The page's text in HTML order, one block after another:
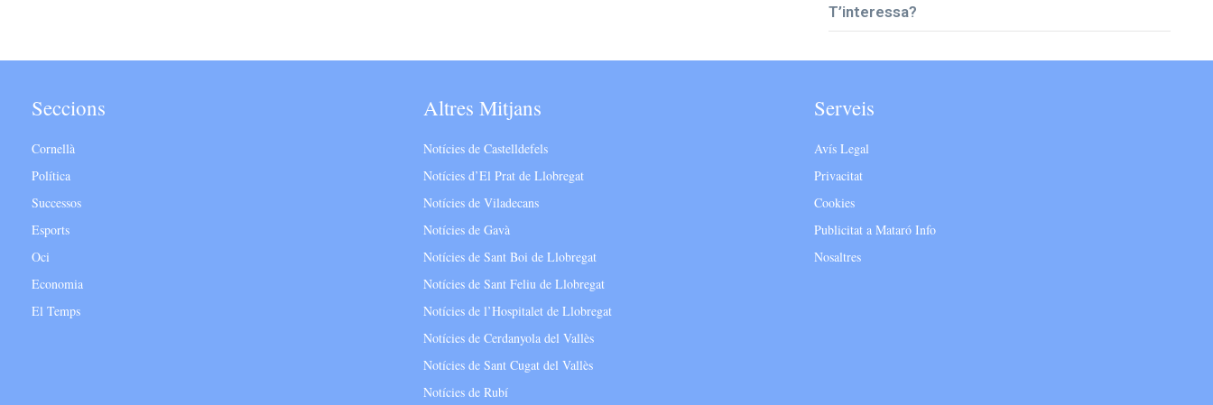
T’interessa?
Seccions
Cornellà
Política
Successos
Esports
Oci
Economia
El Temps
Altres Mitjans
Notícies de Castelldefels
Notícies d’El Prat de Llobregat
Notícies de Viladecans
Notícies de Gavà
Notícies de Sant Boi de Llobregat
Notícies de Sant Feliu de Llobregat
Notícies de l’Hospitalet de Llobregat
Notícies de Cerdanyola del Vallès
Notícies de Sant Cugat del Vallès
Notícies de Rubí
Serveis
Avís Legal
Privacitat
Cookies
Publicitat a Mataró Info
Nosaltres